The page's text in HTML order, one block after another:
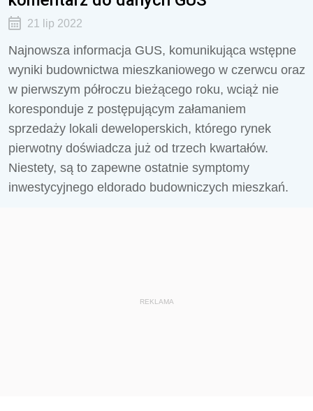
21 lip 2022
Najnowsza informacja GUS, komunikująca wstępne
wyniki budownictwa mieszkaniowego w czerwcu oraz
w pierwszym półroczu bieżącego roku, wciąż nie
koresponduje z postępującym załamaniem
sprzedaży lokali deweloperskich, którego rynek
pierwotny doświadcza już od trzech kwartałów.
Niestety, są to zapewne ostatnie symptomy
inwestycyjnego eldorado budowniczych mieszkań.
REKLAMA